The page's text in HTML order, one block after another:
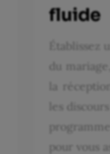
fluide
du
la
les
pour vous